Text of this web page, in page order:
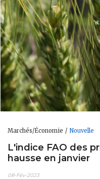
Marchés/Économie Nouvelle
L'indice FAO des
hausse en janvier
08-Fév-2023